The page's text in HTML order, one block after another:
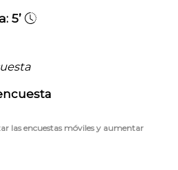
5’
las encuestas móviles y aumentar